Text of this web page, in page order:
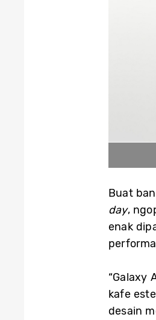
Buat
day,
enak
“Galaxy
kafe
desain